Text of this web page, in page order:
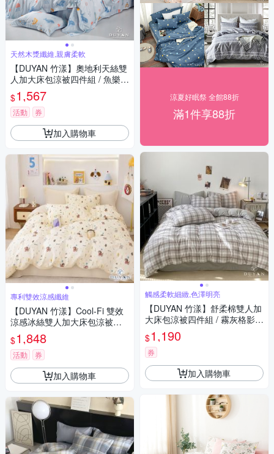
天然木漿纖維,親膚柔軟
【DUYAN 竹漾】奧地利天絲雙
人加大床包涼被四件組 / 魚樂同
游 台灣製
$1,567
活動 券
加入購物車
專利雙效涼感纖維
【DUYAN 竹漾】Cool-Fi 雙效
涼感冰絲雙人加大床包涼被四
件組 / 萌汪小聚
$1,848
活動 券
加入購物車
涼夏好眠祭 全館88折
滿1件享88折
觸感柔軟細緻,色澤明亮
【DUYAN 竹漾】舒柔棉雙人加
大床包涼被四件組 / 霧灰格影
(夜)
$1,190
券
加入購物車